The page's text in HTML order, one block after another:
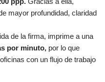
mayor profundidad, claridad
de la firma, imprime a una
por minuto, por lo que
con un flujo de trabajo